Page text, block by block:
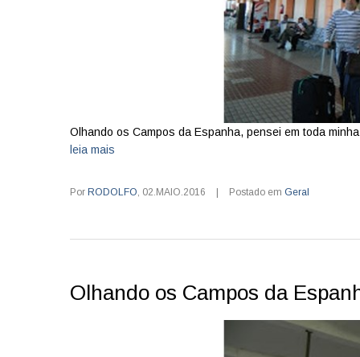
Olhando os Campos da Espanha, pensei em toda
leia mais
Por RODOLFO 02.MAIO.2016 | Postado em Geral
Olhando os Campos da